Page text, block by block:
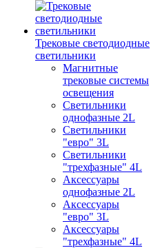
Трековые светодиодные
светильники
Магнитные
трековые системы
освещения
Светильники
однофазные 2L
Светильники
"евро" 3L
Светильники
"трехфазные" 4L
Аксессуары
однофазные 2L
Аксессуары
"евро" 3L
Аксессуары
"трехфазные" 4L